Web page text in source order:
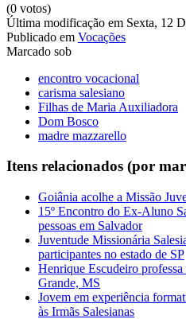
(0 votos)
Última modificação em Sexta, 12
Publicado em Vocações
Marcado sob
encontro vocacional
carisma salesiano
Filhas de Maria Auxiliadora
Dom Bosco
madre mazzarello
Itens relacionados (por
Goiânia acolhe a Missão
15º Encontro do Ex-Aluno
pessoas em Salvador
Juventude Missionária
participantes no estado de SP
Henrique Escudeiro
Grande, MS
Jovem em experiência
às Irmãs Salesianas